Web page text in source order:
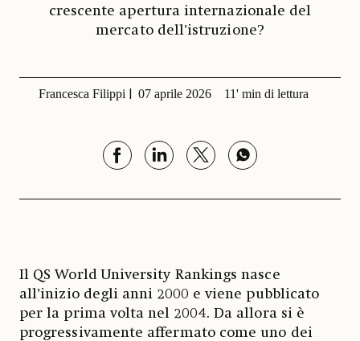
crescente apertura internazionale del
mercato dell’istruzione?
Francesca Filippi 07 aprile 2026 11' min di lettura
Il QS World University Rankings nasce
all’inizio degli anni 2000 e viene pubblicato
per la prima volta nel 2004. Da allora si è
progressivamente affermato come uno dei